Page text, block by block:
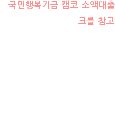
국민행복기금 캠코 소액대
크를 참